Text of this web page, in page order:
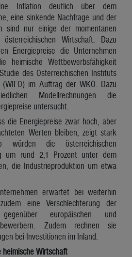
Inflation deutlich über dem
eine sinkende Nachfrage und der
sind nur einige der momentanen
Wirtschaft. Dazu
Energiepreise die Unternehmen
heimische Wettbewerbsfähigkeit
des Österreichischen Instituts
im Auftrag der WKÖ. Dazu
Modellrechnungen die
untersucht.
die Energiepreise zwar hoch, aber
Werten bleiben, zeigt stark
würden die österreichischen
um rund 2,1 Prozent unter dem
die Industrieproduktion um etwa
erwartet bei weiterhin
eine Verschlechterung der
gegenüber europäischen und
Zudem rechnen sie
bei Investitionen im Inland.
Wirtschaft